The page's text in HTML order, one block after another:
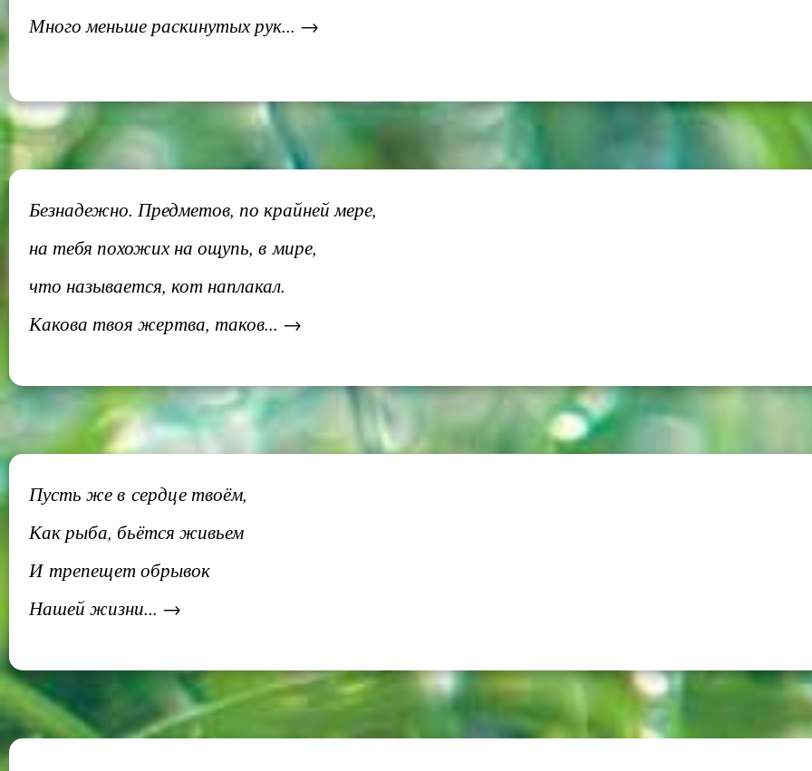
Много меньше раскинутых рук... →
Безнадежно. Предметов, по крайней мере,
на тебя похожих на ощупь, в мире,
что называется, кот наплакал.
Какова твоя жертва, таков... →
Пусть же в сердце твоём,
Как рыба, бьётся живьем
И трепещет обрывок
Нашей жизни... →